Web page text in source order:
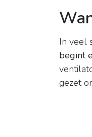
In veel
begint
gezet